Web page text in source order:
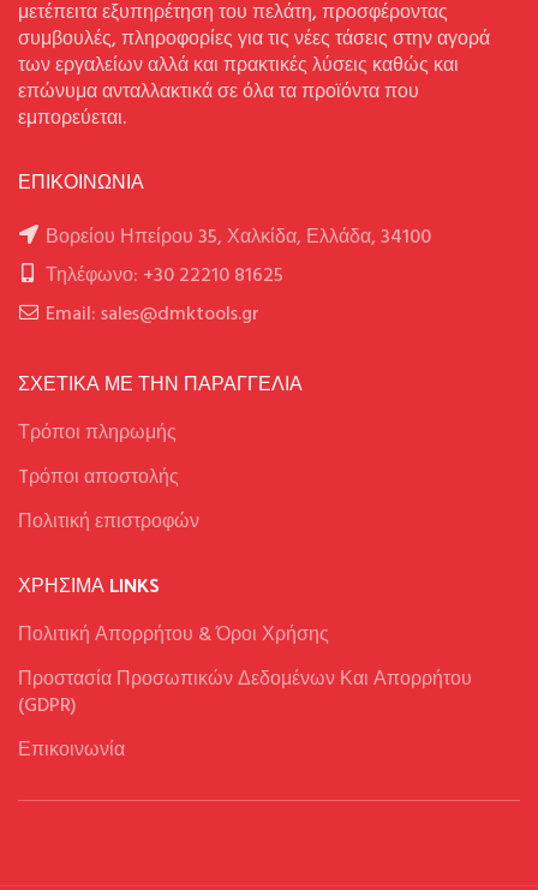
μετέπειτα εξυπηρέτηση του πελάτη, προσφέροντας
συμβουλές, πληροφορίες για τις νέες τάσεις στην αγορά
των εργαλείων αλλά και πρακτικές λύσεις καθώς και
επώνυμα ανταλλακτικά σε όλα τα προϊόντα που
εμπορεύεται.
ΕΠΙΚΟΙΝΩΝΙΑ
Βορείου Ηπείρου 35, Χαλκίδα, Ελλάδα, 34100
Τηλέφωνο: +30 22210 81625
Email: sales@dmktools.gr
ΣΧΕΤΙΚΑ ΜΕ ΤΗΝ ΠΑΡΑΓΓΕΛΙΑ
Τρόποι πληρωμής
Tρόποι αποστολής
Πολιτική επιστροφών
ΧΡΉΣΙΜΑ LINKS
Πολιτική Απορρήτου & Όροι Χρήσης
Προστασία Προσωπικών Δεδομένων Και Απορρήτου
(GDPR)
Επικοινωνία